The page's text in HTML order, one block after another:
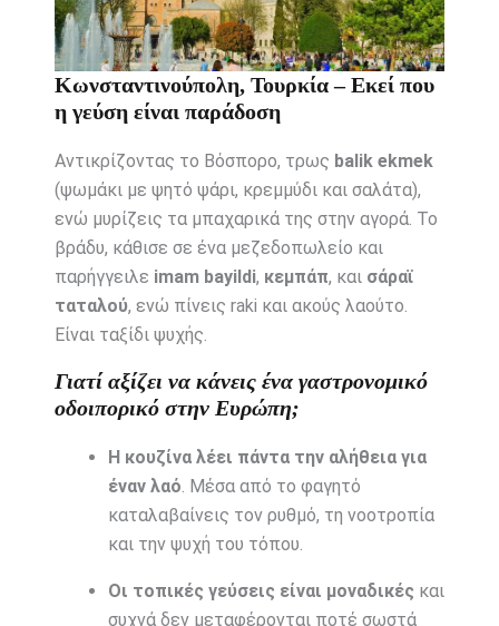
Κωνσταντινούπολη, Τουρκία – Εκεί που
η γεύση είναι παράδοση
Αντικρίζοντας το Βόσπορο, τρως balik ekmek
(ψωμάκι με ψητό ψάρι, κρεμμύδι και σαλάτα),
ενώ μυρίζεις τα μπαχαρικά της στην αγορά. Το
βράδυ, κάθισε σε ένα μεζεδοπωλείο και
παρήγγειλε imam bayildi, κεμπάπ, και σάραϊ
ταταλού, ενώ πίνεις raki και ακούς λαούτο.
Είναι ταξίδι ψυχής.
Γιατί αξίζει να κάνεις ένα γαστρονομικό
οδοιπορικό στην Ευρώπη;
Η κουζίνα λέει πάντα την αλήθεια για
έναν λαό. Μέσα από το φαγητό
καταλαβαίνεις τον ρυθμό, τη νοοτροπία
και την ψυχή του τόπου.
Οι τοπικές γεύσεις είναι μοναδικές και
συχνά δεν μεταφέρονται ποτέ σωστά